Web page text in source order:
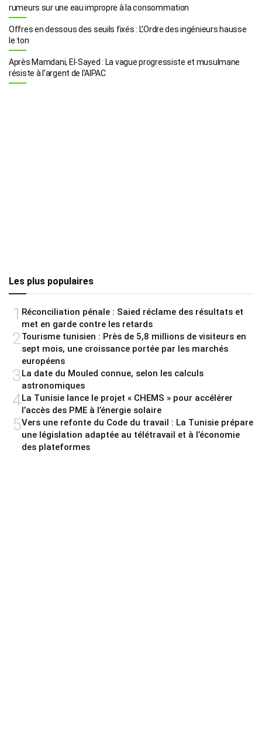
rumeurs sur une eau impropre à la consommation
Offres en dessous des seuils fixés : L’Ordre des ingénieurs hausse
le ton
Après Mamdani, El-Sayed : La vague progressiste et musulmane
résiste à l’argent de l’AIPAC
Les plus populaires
1 Réconciliation pénale : Saied réclame des résultats et
met en garde contre les retards
2Tourisme tunisien : Près de 5,8 millions de visiteurs en
sept mois, une croissance portée par les marchés
européens
3La date du Mouled connue, selon les calculs
astronomiques
4La Tunisie lance le projet « CHEMS » pour accélérer
l’accès des PME à l’énergie solaire
5Vers une refonte du Code du travail : La Tunisie prépare
une législation adaptée au télétravail et à l’économie
des plateformes